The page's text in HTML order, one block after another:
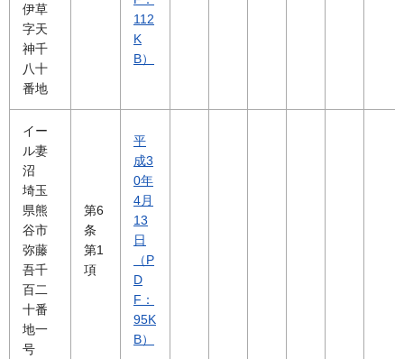
伊草
字天
神千
八十
番地
112
K
B）
イー
ル妻
沼
埼玉
県熊
谷市
弥藤
吾千
百二
十番
地一
号
第6
条
第1
項
平
成3
0年
4月
13
日
（P
D
F：
95K
B）